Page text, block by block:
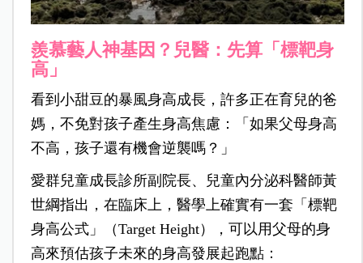
羨慕藝人神基因？兒醫：先算「標靶身
高」
看到小甜豆的暴風身高成長，許多正在育兒的爸
媽，不免對孩子產生身高焦慮：「如果父母身高
不高，孩子還有機會逆襲嗎？」
愛群兒童成長診所副院長、兒童內分泌科醫師黃
世綱指出，在臨床上，醫學上確實有一套「標靶
身高公式」（Target Height），可以用父母的身
高來預估孩子未來的身高發展起跑點：